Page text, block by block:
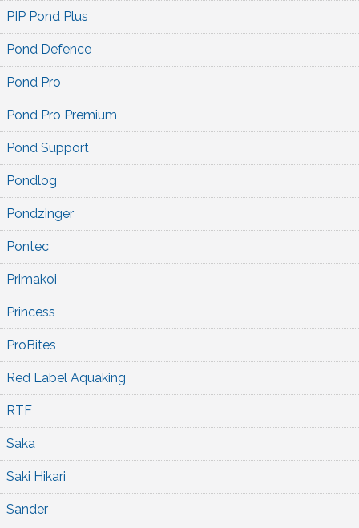
PIP Pond Plus
Pond Defence
Pond Pro
Pond Pro Premium
Pond Support
Pondlog
Pondzinger
Pontec
Primakoi
Princess
ProBites
Red Label Aquaking
RTF
Saka
Saki Hikari
Sander